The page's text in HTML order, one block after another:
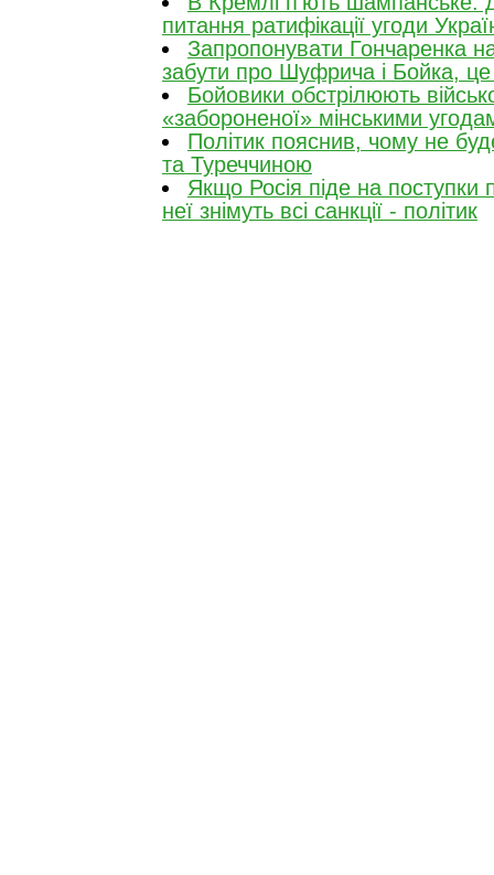
питання ратифікації угоди
Запропонувати Гончаренка
забути про Шуфрича і Бойка,
Бойовики обстрілюють
«забороненої» мінськими
Політик пояснив, чому не
та Туреччиною
Якщо Росія піде на поступки
неї знімуть всі санкції - політик